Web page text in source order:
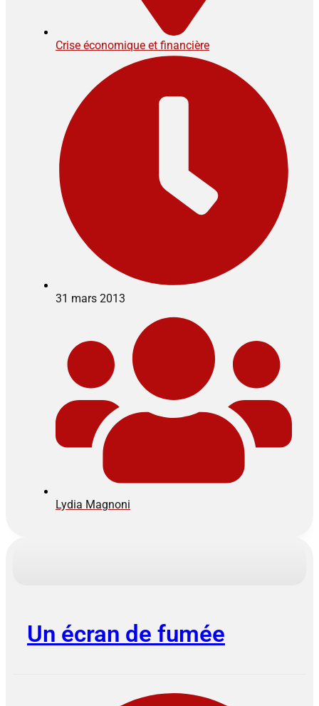
Crise économique et financière
31 mars 2013
Lydia Magnoni
Un écran de fumée